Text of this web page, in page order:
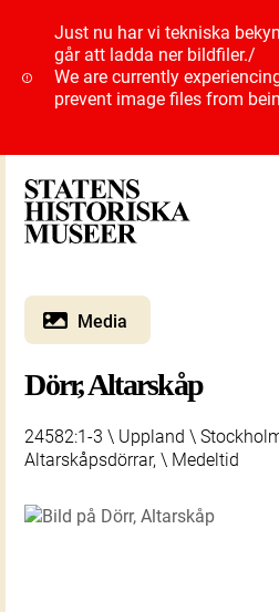
Just nu har vi tekniska
går att ladda ner bildfiler./
We are currently
prevent image files from
Media
Dörr, Altarskåp
24582:1-3 \ Uppland \
Altarskåpsdörrar, \ Medeltid